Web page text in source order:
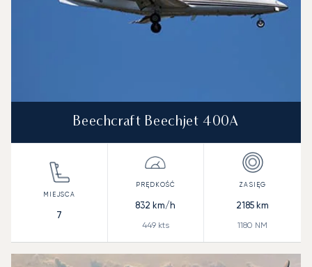
Beechcraft Beechjet 400A
7
832 km/h
449kts
2185 km
1180 NM